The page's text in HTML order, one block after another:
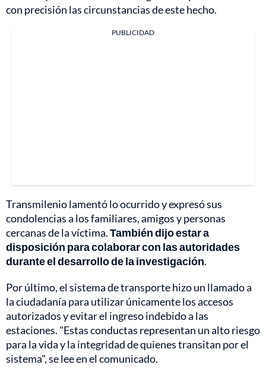
con precisión las circunstancias de este hecho.
PUBLICIDAD
Transmilenio lamentó lo ocurrido y expresó sus
condolencias a los familiares, amigos y personas
cercanas de la víctima.También dijo estar a
disposición para colaborar con las autoridades
durante el desarrollo de la investigación.
Por último, el sistema de transporte hizo un llamado a
la ciudadanía para utilizar únicamente los accesos
autorizados y evitar el ingreso indebido a las
estaciones. "Estas conductas representan un alto riesgo
para la vida y la integridad de quienes transitan por el
sistema", se lee en el comunicado.